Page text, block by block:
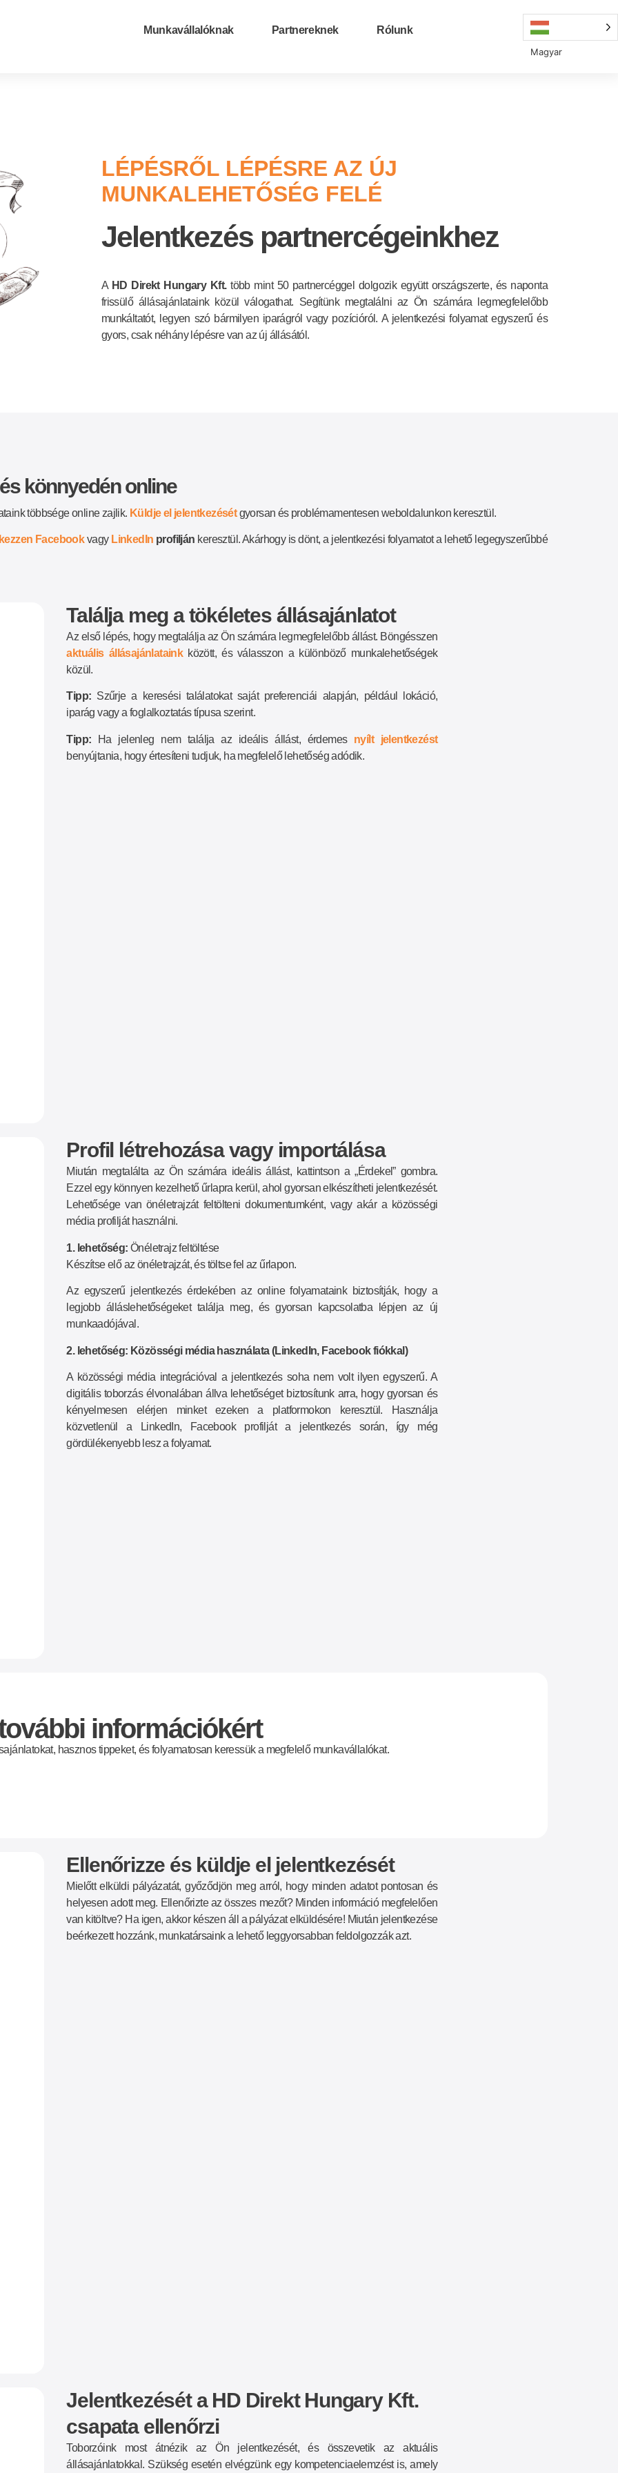
Munkavállalóknak Partnereknek Rólunk
Magyar
LÉPÉSRŐL LÉPÉSRE AZ ÚJ
MUNKALEHETŐSÉG FELÉ
Jelentkezés partnercégeinkhez
A HD Direkt Hungary Kft.több mint 50 partnercéggel dolgozik együtt országszerte, és naponta
frissülő állásajánlataink közül válogathat. Segítünk megtalálni az Ön számára legmegfelelőbb
munkáltatót, legyen szó bármilyen iparágról vagy pozícióról. A jelentkezési folyamat egyszerű és
gyors, csak néhány lépésre van az új állásától.
könnyedén online
többsége online zajlik. Küldje el jelentkezésétgyorsan és problémamentesen weboldalunkon keresztül.
Facebookvagy LinkedIn profilján keresztül. Akárhogy is dönt, a jelentkezési folyamatot a lehető legegyszerűbbé
Találja meg a tökéletes állásajánlatot
Az első lépés, hogy megtalálja az Ön számára legmegfelelőbb állást. Böngésszen
aktuális állásajánlatainkközött, és válasszon a különböző munkalehetőségek
közül.
Tipp: Szűrje a keresési találatokat saját preferenciái alapján, például lokáció,
iparág vagy a foglalkoztatás típusa szerint.
Tipp: Ha jelenleg nem találja az ideális állást, érdemes nyílt jelentkezést
benyújtania, hogy értesíteni tudjuk, ha megfelelő lehetőség adódik.
Profil létrehozása vagy importálása
Miután megtalálta az Ön számára ideális állást, kattintson a „Érdekel” gombra.
Ezzel egy könnyen kezelhető űrlapra kerül, ahol gyorsan elkészítheti jelentkezését.
Lehetősége van önéletrajzát feltölteni dokumentumként, vagy akár a közösségi
média profilját használni.
1. lehetőség: Önéletrajz feltöltése
Készítse elő az önéletrajzát, és töltse fel az űrlapon.
Az egyszerű jelentkezés érdekében az online folyamataink biztosítják, hogy a
legjobb álláslehetőségeket találja meg, és gyorsan kapcsolatba lépjen az új
munkaadójával.
2. lehetőség: Közösségi média használata (LinkedIn, Facebook fiókkal)
A közösségi média integrációval a jelentkezés soha nem volt ilyen egyszerű. A
digitális toborzás élvonalában állva lehetőséget biztosítunk arra, hogy gyorsan és
kényelmesen elérjen minket ezeken a platformokon keresztül. Használja
közvetlenül a LinkedIn, Facebook profilját a jelentkezés során, így még
gördülékenyebb lesz a folyamat.
információkért
hasznos tippeket, és folyamatosan keressük a megfelelő munkavállalókat.
Ellenőrizze és küldje el jelentkezését
Mielőtt elküldi pályázatát, győződjön meg arról, hogy minden adatot pontosan és
helyesen adott meg. Ellenőrizte az összes mezőt? Minden információ megfelelően
van kitöltve? Ha igen, akkor készen áll a pályázat elküldésére! Miután jelentkezése
beérkezett hozzánk, munkatársaink a lehető leggyorsabban feldolgozzák azt.
Jelentkezését a HD Direkt Hungary Kft.
csapata ellenőrzi
Toborzóink most átnézik az Ön jelentkezését, és összevetik az aktuális
állásajánlatokkal. Szükség esetén elvégzünk egy kompetenciaelemzést is, amely